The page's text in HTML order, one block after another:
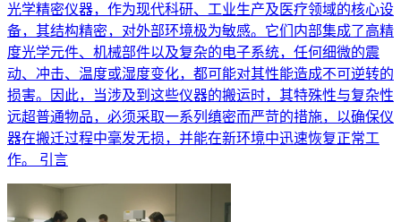
光学精密仪器，作为现代科研、工业生产及医疗领域的核心设
备，其结构精密，对外部环境极为敏感。它们内部集成了高精
度光学元件、机械部件以及复杂的电子系统，任何细微的震
动、冲击、温度或湿度变化，都可能对其性能造成不可逆转的
损害。因此，当涉及到这些仪器的搬运时，其特殊性与复杂性
远超普通物品，必须采取一系列缜密而严苛的措施，以确保仪
器在搬迁过程中毫发无损，并能在新环境中迅速恢复正常工
作。 引言